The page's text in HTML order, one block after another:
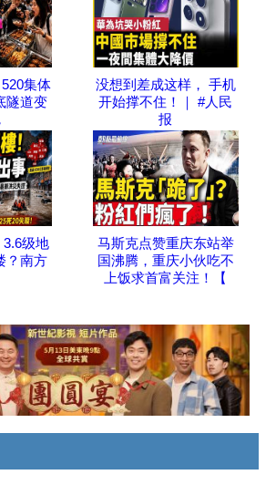
集体
隧道变
没想到差成这样， 手机
开始撑不住！｜ #人民
报
级地
？南方
马斯克点赞重庆东站举
国沸腾，重庆小伙吃不
上饭求首富关注！【